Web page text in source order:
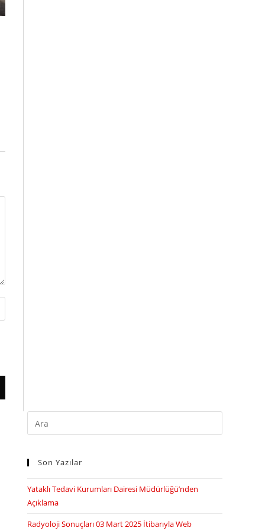
Search
this
Son Yazılar
Yataklı Tedavi Kurumları Dairesi Müdürlüğü’nden
Açıklama
Radyoloji Sonuçları 03 Mart 2025 İtibarıyla Web